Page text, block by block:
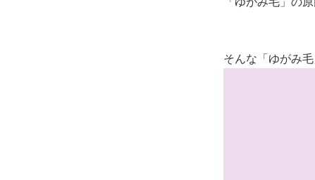
そんな「ゆがみ